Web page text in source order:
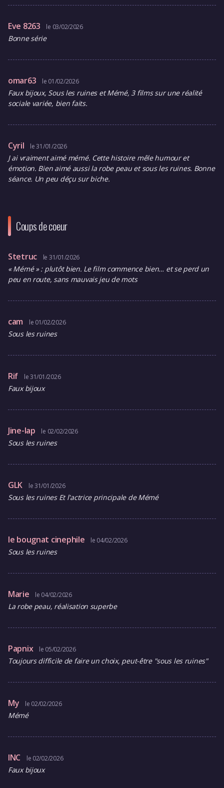
Eve 8263 le 03/02/2026
Bonne série
omar63 le 01/02/2026
Faux bijoux, Sous les ruines et Mémé, 3 films sur une réalité
sociale variée, bien faits.
Cyril le 31/01/2026
J ai vraiment aimé mémé. Cette histoire mêle humour et
émotion. Bien aimé aussi la robe peau et sous les ruines. Bonne
séance. Un peu déçu sur biche.
Coups de coeur
Stetruc le 31/01/2026
« Mémé » : plutôt bien. Le film commence bien… et se perd un
peu en route, sans mauvais jeu de mots
cam le 01/02/2026
Sous les ruines
Rif le 31/01/2026
Faux bijoux
Jine-lap le 02/02/2026
Sous les ruines
GLK le 31/01/2026
Sous les ruines Et l'actrice principale de Mémé
le bougnat cinephile le 04/02/2026
Sous les ruines
Marie le 04/02/2026
La robe peau, réalisation superbe
Papnix le 05/02/2026
Toujours difficile de faire un choix, peut-être "sous les ruines"
My le 02/02/2026
Mémé
lNC le 02/02/2026
Faux bijoux